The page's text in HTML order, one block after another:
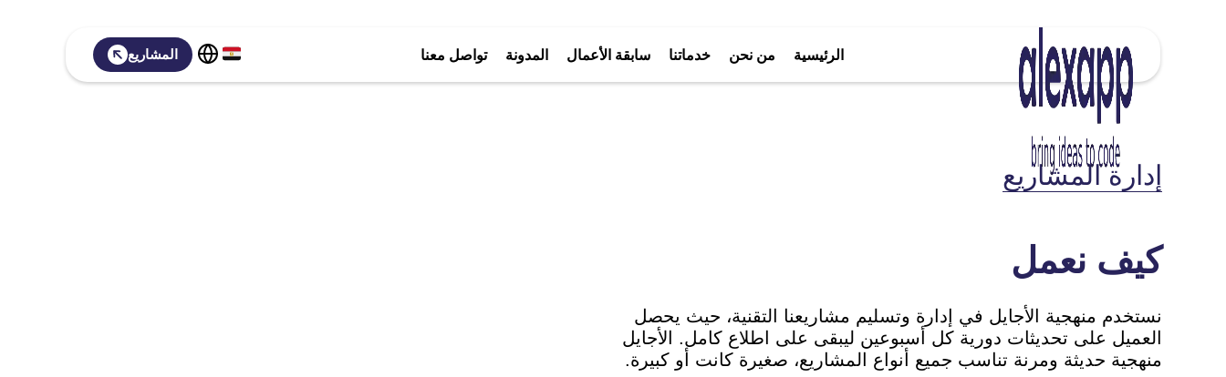
الرئيسية من نحن خدماتنا سابقة الأعمال المدونة تواصل معنا المشاريع
إدارة المشاريع
كيف نعمل
نستخدم منهجية الأجايل في إدارة وتسليم مشاريعنا التقنية، حيث يحصل
العميل على تحديثات دورية كل أسبوعين ليبقى على اطلاع كامل. الأجايل
منهجية حديثة ومرنة تناسب جميع أنواع المشاريع، صغيرة كانت أو كبيرة.